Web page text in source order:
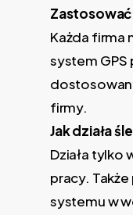
Każda firma
system
firmy.
Jak działa
Działa tylko
pracy.
systemu w